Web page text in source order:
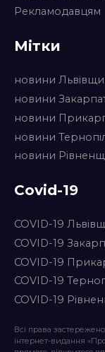
Рекламодавцям
Мітки
новини
новини
новини
новини
новини
Covid-19
COVID-19
COVID-19
COVID-19
COVID-19
COVID-19
Всі права
інтернет-видання